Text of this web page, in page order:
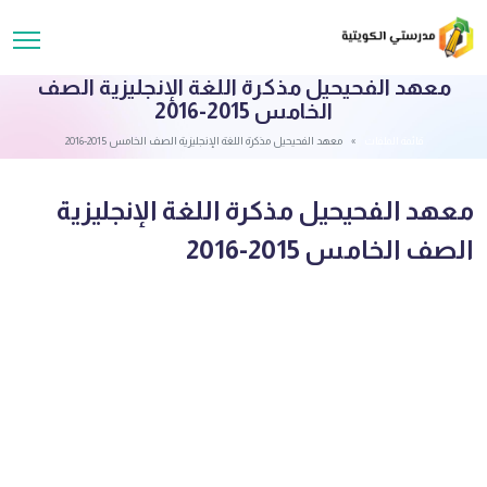
معهد الفحيحيل مذكرة اللغة الإنجليزية الصف
الخامس 2015-2016
معهد الفحيحيل مذكرة اللغة الإنجليزية الصف الخامس 2015-2016
معهد الفحيحيل مذكرة اللغة الإنجليزية
الصف الخامس 2015-2016